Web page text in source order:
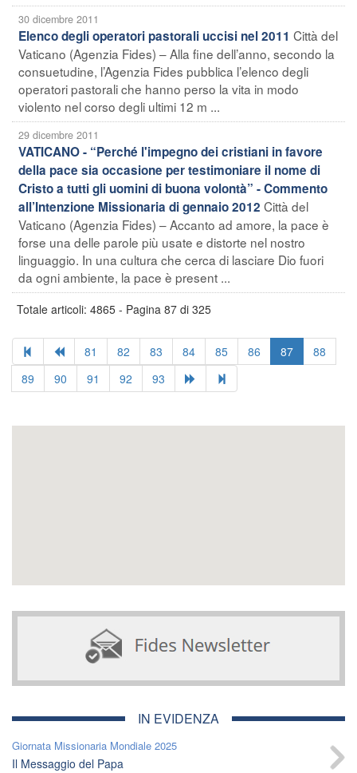
30 dicembre 2011
Elenco degli operatori pastorali uccisi nel 2011 Città del
Vaticano (Agenzia Fides) – Alla fine dell’anno, secondo la
consuetudine, l’Agenzia Fides pubblica l’elenco degli
operatori pastorali che hanno perso la vita in modo
violento nel corso degli ultimi 12 m ...
29 dicembre 2011
VATICANO - “Perché l'impegno dei cristiani in favore
della pace sia occasione per testimoniare il nome di
Cristo a tutti gli uomini di buona volontà” - Commento
all’Intenzione Missionaria di gennaio 2012 Città del
Vaticano (Agenzia Fides) – Accanto ad amore, la pace è
forse una delle parole più usate e distorte nel nostro
linguaggio. In una cultura che cerca di lasciare Dio fuori
da ogni ambiente, la pace è present ...
Totale articoli: 4865 - Pagina 87 di 325
81 82 83 84 85 86 87
88
89
90 91 92 93
IN EVIDENZA
Giornata Missionaria Mondiale 2025
Il Messaggio del Papa